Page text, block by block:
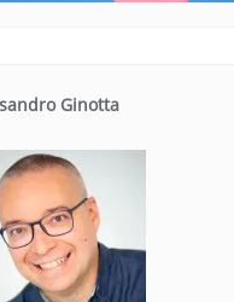
Ginotta